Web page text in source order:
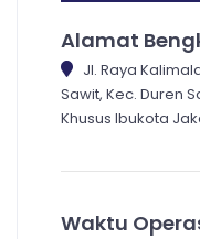
Alamat
Jl. Raya
Sawit, Kec. Duren
Khusus Ibukota
Waktu